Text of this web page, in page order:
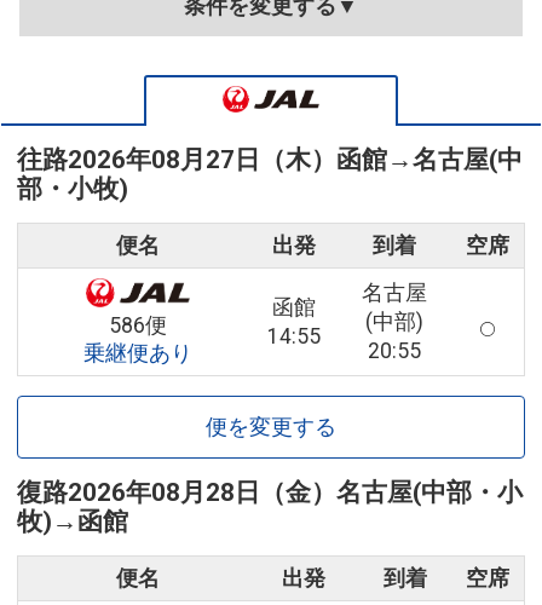
条件を変更する▼
往路2026年08月27日（木） 函館→名古屋(中
部・小牧)
便名 出発 到着 空席
586便
乗継便あり
函館
14:55
名古屋
(中部)
20:55
便を変更する
復路2026年08月28日（金） 名古屋(中部・小
牧) → 函館
便名 出発 到着 空席